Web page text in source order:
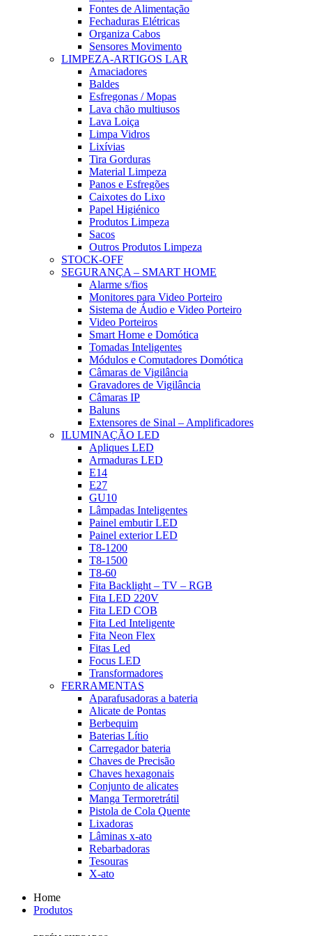
Fontes de Alimentação
Fechaduras Elétricas
Organiza Cabos
Sensores Movimento
LIMPEZA-ARTIGOS LAR
Amaciadores
Baldes
Esfregonas / Mopas
Lava chão multiusos
Lava Loiça
Limpa Vidros
Lixívias
Tira Gorduras
Material Limpeza
Panos e Esfregões
Caixotes do Lixo
Papel Higiénico
Produtos Limpeza
Sacos
Outros Produtos Limpeza
STOCK-OFF
SEGURANÇA – SMART HOME
Alarme s/fios
Monitores para Video Porteiro
Sistema de Áudio e Video Porteiro
Video Porteiros
Smart Home e Domótica
Tomadas Inteligentes
Módulos e Comutadores Domótica
Câmaras de Vigilância
Gravadores de Vigilância
Câmaras IP
Baluns
Extensores de Sinal – Amplificadores
ILUMINAÇÃO LED
Apliques LED
Armaduras LED
E14
E27
GU10
Lâmpadas Inteligentes
Painel embutir LED
Painel exterior LED
T8-1200
T8-1500
T8-60
Fita Backlight – TV – RGB
Fita LED 220V
Fita LED COB
Fita Led Inteligente
Fita Neon Flex
Fitas Led
Focus LED
Transformadores
FERRAMENTAS
Aparafusadoras a bateria
Alicate de Pontas
Berbequim
Baterias Lítio
Carregador bateria
Chaves de Precisão
Chaves hexagonais
Conjunto de alicates
Manga Termoretrátil
Pistola de Cola Quente
Lixadoras
Lâminas x-ato
Rebarbadoras
Tesouras
X-ato
Home
Produtos